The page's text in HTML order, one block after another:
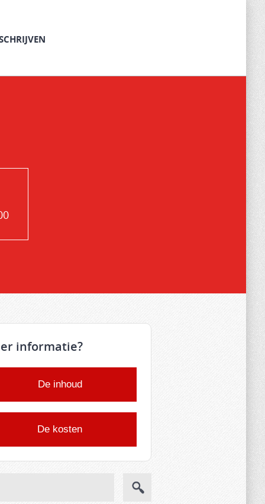
informatie?
De inhoud
De kosten